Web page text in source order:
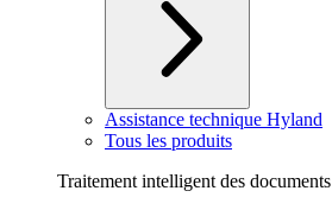
Assistance technique Hyland
Tous les produits
Traitement intelligent des documents